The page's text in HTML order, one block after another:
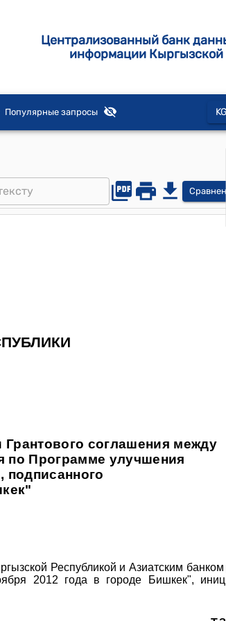
Централизованный банк
информации Кыргызской
Популярные запросы KG